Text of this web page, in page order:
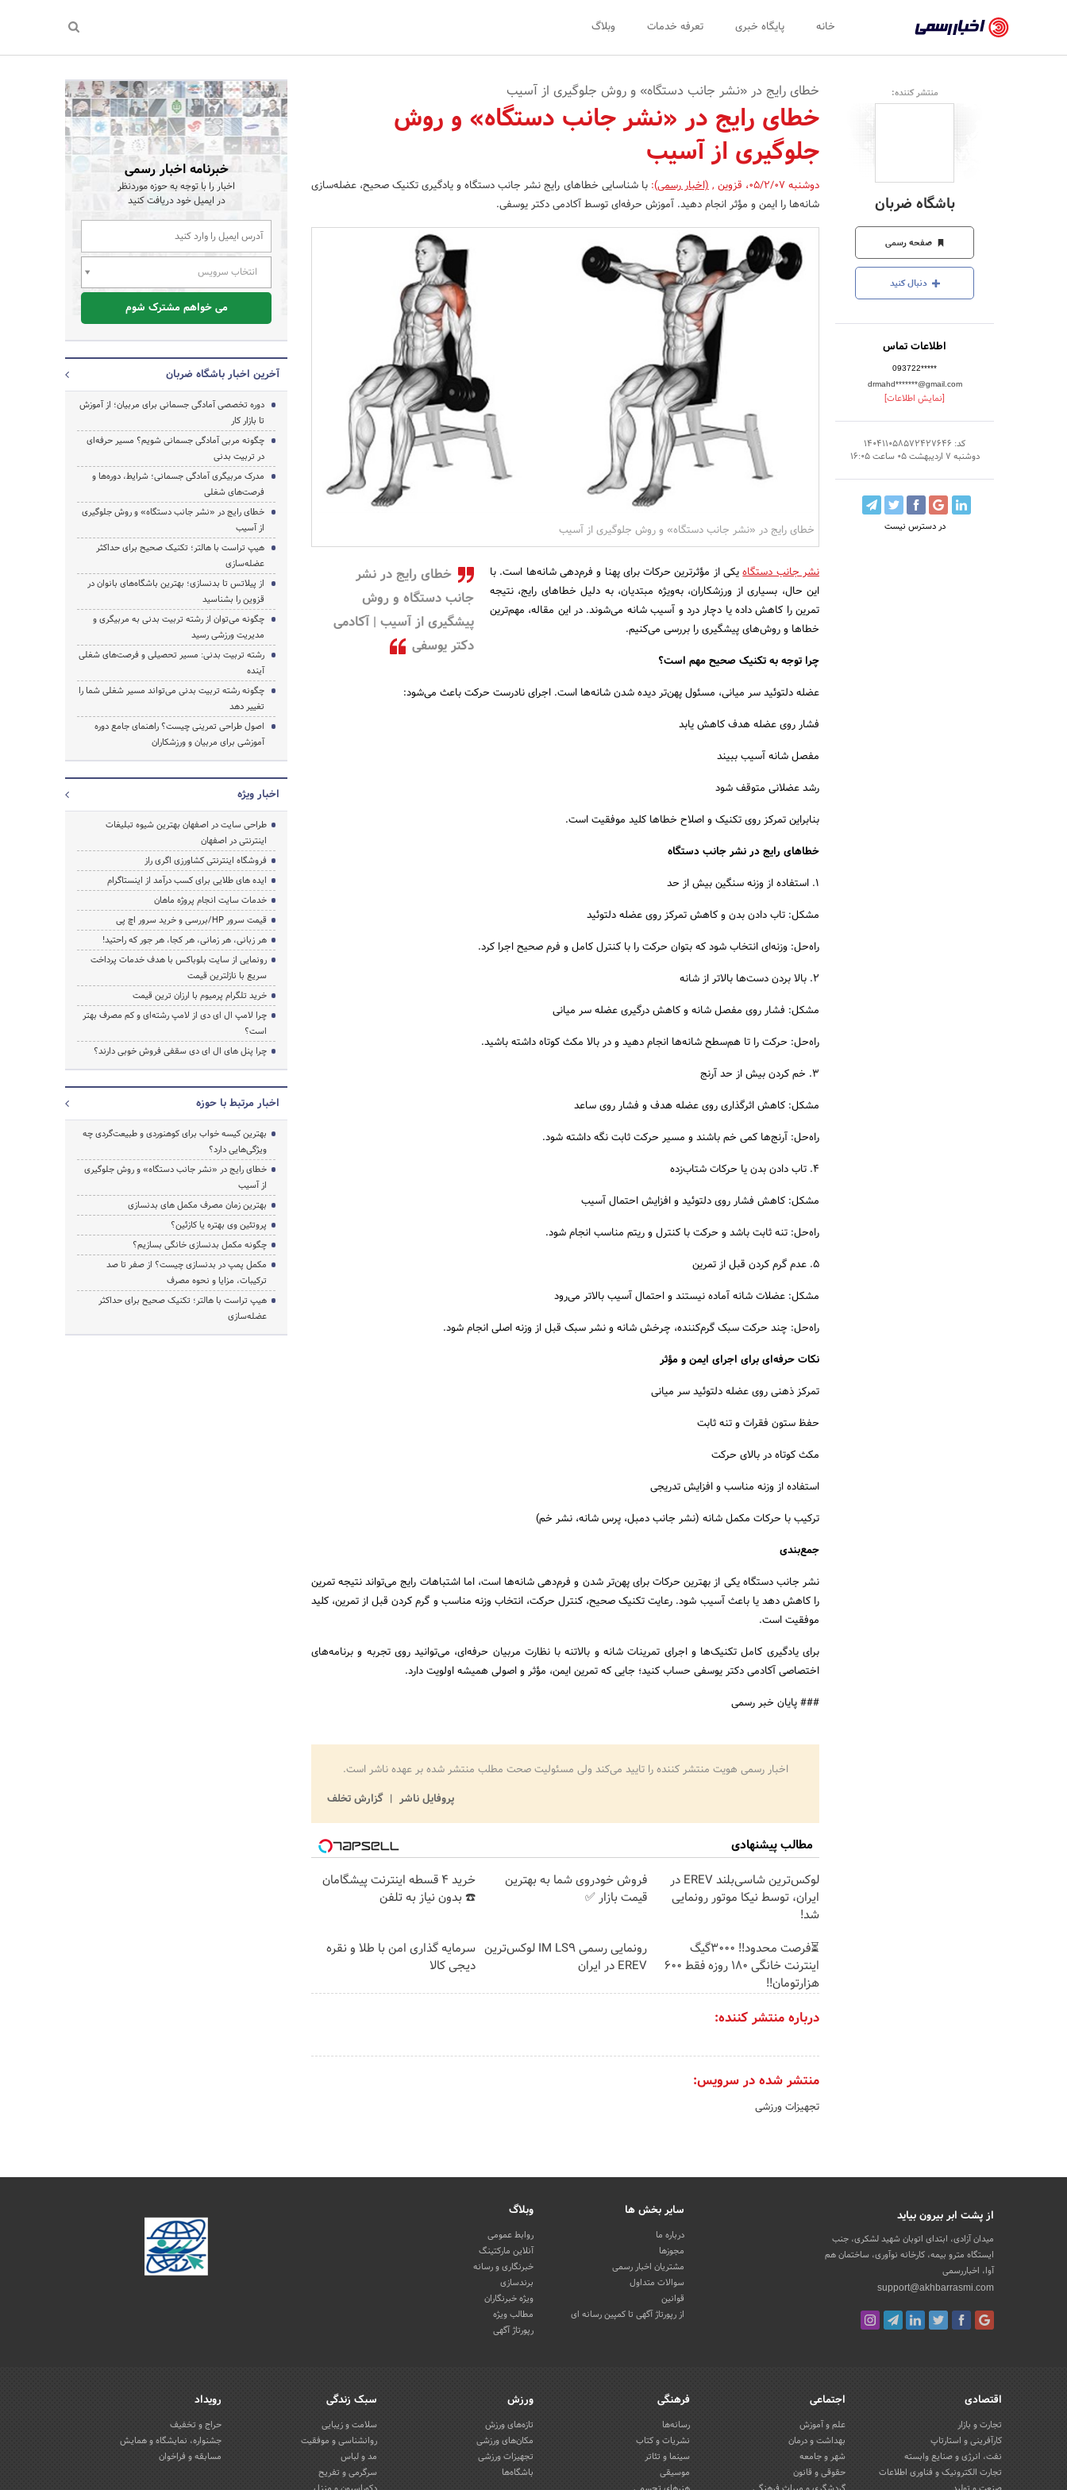
رسمی
-
اخبار
شرکت‌ها،
سازمان‌ها
و
روابط
عمومی‌ها
خانه پایگاه خبری تعرفه خدمات وبلاگ
منتشر کننده:
باشگاه ضربان
صفحه رسمی
دنبال کنید
اطلاعات تماس
093722*****
drmahd*******@gmail.com
[نمایش اطلاعات]
کد: 140411058572427646
دوشنبه 7 اردیبهشت 05 ساعت 16:05
در دسترس نیست
خطای رایج در «نشر جانب دستگاه» و روش جلوگیری از آسیب
خطای رایج در «نشر جانب دستگاه» و روش
جلوگیری از آسیب
دوشنبه 05/2/07 ، قزوین ,(اخبار رسمی):با شناسایی خطاهای رایج نشر جانب دستگاه و یادگیری تکنیک صحیح، عضله‌سازی
شانه‌ها را ایمن و مؤثر انجام دهید. آموزش حرفه‌ای توسط آکادمی دکتر یوسفی.
خطای رایج در «نشر جانب دستگاه» و روش جلوگیری از آسیب
خطای رایج در نشر
جانب دستگاه و روش
پیشگیری از آسیب | آکادمی
دکتر یوسفی
نشر جانب دستگاهیکی از مؤثرترین حرکات برای پهنا و فرم‌دهی شانه‌ها است. با
این حال، بسیاری از ورزشکاران، به‌ویژه مبتدیان، به دلیل خطاهای رایج، نتیجه
تمرین را کاهش داده یا دچار درد و آسیب شانه می‌شوند. در این مقاله، مهم‌ترین
خطاها و روش‌های پیشگیری را بررسی می‌کنیم.
چرا توجه به تکنیک صحیح مهم است؟
عضله دلتوئید سر میانی، مسئول پهن‌تر دیده شدن شانه‌ها است. اجرای نادرست حرکت باعث می‌شود:
فشار روی عضله هدف کاهش یابد
مفصل شانه آسیب ببیند
رشد عضلانی متوقف شود
بنابراین تمرکز روی تکنیک و اصلاح خطاها کلید موفقیت است.
خطاهای رایج در نشر جانب دستگاه
1. استفاده از وزنه سنگین بیش از حد
مشکل: تاب دادن بدن و کاهش تمرکز روی عضله دلتوئید
راه‌حل: وزنه‌ای انتخاب شود که بتوان حرکت را با کنترل کامل و فرم صحیح اجرا کرد.
2. بالا بردن دست‌ها بالاتر از شانه
مشکل: فشار روی مفصل شانه و کاهش درگیری عضله سر میانی
راه‌حل: حرکت را تا هم‌سطح شانه‌ها انجام دهید و در بالا مکث کوتاه داشته باشید.
3. خم کردن بیش از حد آرنج
مشکل: کاهش اثرگذاری روی عضله هدف و فشار روی ساعد
راه‌حل: آرنج‌ها کمی خم باشند و مسیر حرکت ثابت نگه داشته شود.
4. تاب دادن بدن یا حرکات شتاب‌زده
مشکل: کاهش فشار روی دلتوئید و افزایش احتمال آسیب
راه‌حل: تنه ثابت باشد و حرکت با کنترل و ریتم مناسب انجام شود.
5. عدم گرم کردن قبل از تمرین
مشکل: عضلات شانه آماده نیستند و احتمال آسیب بالاتر می‌رود
راه‌حل: چند حرکت سبک گرم‌کننده، چرخش شانه و نشر سبک قبل از وزنه اصلی انجام شود.
نکات حرفه‌ای برای اجرای ایمن و مؤثر
تمرکز ذهنی روی عضله دلتوئید سر میانی
حفظ ستون فقرات و تنه ثابت
مکث کوتاه در بالای حرکت
استفاده از وزنه مناسب و افزایش تدریجی
ترکیب با حرکات مکمل شانه (نشر جانب دمبل، پرس شانه، نشر خم)
جمع‌بندی
نشر جانب دستگاه یکی از بهترین حرکات برای پهن‌تر شدن و فرم‌دهی شانه‌ها است، اما اشتباهات رایج می‌تواند نتیجه تمرین
را کاهش دهد یا باعث آسیب شود. رعایت تکنیک صحیح، کنترل حرکت، انتخاب وزنه مناسب و گرم کردن قبل از تمرین، کلید
موفقیت است.
برای یادگیری کامل تکنیک‌ها و اجرای تمرینات شانه و بالاتنه با نظارت مربیان حرفه‌ای، می‌توانید روی تجربه و برنامه‌های
اختصاصی آکادمی دکتر یوسفی حساب کنید؛ جایی که تمرین ایمن، مؤثر و اصولی همیشه اولویت دارد.
### پایان خبر رسمی
اخبار رسمی هویت منتشر کننده را تایید می‌کند ولی مسئولیت صحت مطلب منتشر شده بر عهده ناشر است.
پروفایل ناشر
گزارش تخلف
مطالب پیشنهادی
لوکس‌ترین شاسی‌بلند EREV در
ایران، توسط نیکا موتور رونمایی
شد!
فروش خودروی شما به بهترین
قیمت بازار ✅
خرید 4 قسطه اینترنت پیشگامان
☎️ بدون نیاز به تلفن
⏳فرصت محدود!! 3000گیگ
اینترنت خانگی 180 روزه فقط 600
هزارتومان!!
رونمایی رسمی IM LS9 لوکس‌ترین
EREV در ایران
سرمایه گذاری امن با طلا و نقره
دیجی کالا
درباره منتشر کننده:
منتشر شده در سرویس:
تجهیزات ورزشی
خبرنامه اخبار رسمی
اخبار را با توجه به حوزه موردنظر
در ایمیل خود دریافت کنید
انتخاب سرویس
می خواهم مشترک شوم
آخرین اخبار باشگاه ضربان
دوره تخصصی آمادگی جسمانی برای مربیان؛ از آموزش
تا بازار کار
چگونه مربی آمادگی جسمانی شویم؟ مسیر حرفه‌ای
در تربیت بدنی
مدرک مربیگری آمادگی جسمانی؛ شرایط، دوره‌ها و
فرصت‌های شغلی
خطای رایج در «نشر جانب دستگاه» و روش جلوگیری
از آسیب
هیپ تراست با هالتر؛ تکنیک صحیح برای حداکثر
عضله‌سازی
از پیلاتس تا بدنسازی؛ بهترین باشگاه‌های بانوان در
قزوین را بشناسید
چگونه می‌توان از رشته تربیت بدنی به مربیگری و
مدیریت ورزشی رسید
رشته تربیت بدنی: مسیر تحصیلی و فرصت‌های شغلی
آینده
چگونه رشته تربیت بدنی می‌تواند مسیر شغلی شما را
تغییر دهد
اصول طراحی تمرینی چیست؟ راهنمای جامع دوره
آموزشی برای مربیان و ورزشکاران
اخبار ویژه
طراحی سایت در اصفهان بهترین شیوه تبلیغات
اینترنتی در اصفهان
فروشگاه اینترنتی کشاورزی اگری راز
ایده های طلایی برای کسب درآمد از اینستاگرام
خدمات سایت انجام پروژه ماهان
قیمت سرور HP/بررسی و خرید سرور اچ پی
هر زبانی، هر زمانی، هر کجا، هر جور که راحتید!
رونمایی از سایت بلوباکس با هدف خدمات پرداخت
سریع با نازلترین قیمت
خرید تلگرام پرمیوم با ارزان ترین قیمت
چرا لامپ ال ای دی از لامپ رشته‌ای و کم مصرف بهتر
است؟
چرا پنل های ال ای دی سقفی فروش خوبی دارند؟
اخبار مرتبط با حوزه
بهترین کیسه خواب برای کوهنوردی و طبیعت‌گردی چه
ویژگی‌هایی دارد؟
خطای رایج در «نشر جانب دستگاه» و روش جلوگیری
از آسیب
بهترین زمان مصرف مکمل های بدنسازی
پروتئین وی بهتره یا کازئین؟
چگونه مکمل بدنسازی خانگی بسازیم؟
مکمل پمپ در بدنسازی چیست؟ از صفر تا صد
ترکیبات، مزایا و نحوه مصرف
هیپ تراست با هالتر؛ تکنیک صحیح برای حداکثر
عضله‌سازی
از پشت ابر بیرون بیاید
میدان آزادی، ابتدای اتوبان شهید لشکری، جنب
ایستگاه مترو بیمه، کارخانه نوآوری، ساختمان هم
آوا، اخباررسمی
support@akhbarrasmi.com
سایر بخش ها
درباره ما
مجوزها
مشتریان اخبار رسمی
سوالات متداول
قوانین
از رپورتاژ آگهی تا کمپین رسانه ای
وبلاگ
روابط عمومی
آنلاین مارکتینگ
خبرنگاری و رسانه
برندسازی
ویژه خبرنگاران
مطالب ویژه
رپورتاژ آگهی
اقتصادی
تجارت و بازار
کارآفرینی و استارتاپ
نفت، انرژی و صنایع وابسته
تجارت الکترونیک و فناوری اطلاعات
اجتماعی
علم و آموزش
بهداشت و درمان
شهر و جامعه
حقوقی و قانون
فرهنگی
رسانه‌ها
نشریات و کتاب
سینما و تئاتر
موسیقی
ورزش
تازه‌های ورزش
مکان‌های ورزشی
تجهیزات ورزشی
باشگاه‌ها
سبک زندگی
سلامت و زیبایی
روانشناسی و موفقیت
مد و لباس
سرگرمی و تفریح
رویداد
حراج و تخفیف
جشنواره، نمایشگاه و همایش
مسابقه و فراخوان